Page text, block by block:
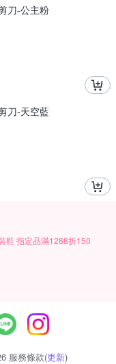
刀-公主粉
刀-天空藍
鞋 指定品滿1288折150
服務條款(更新)